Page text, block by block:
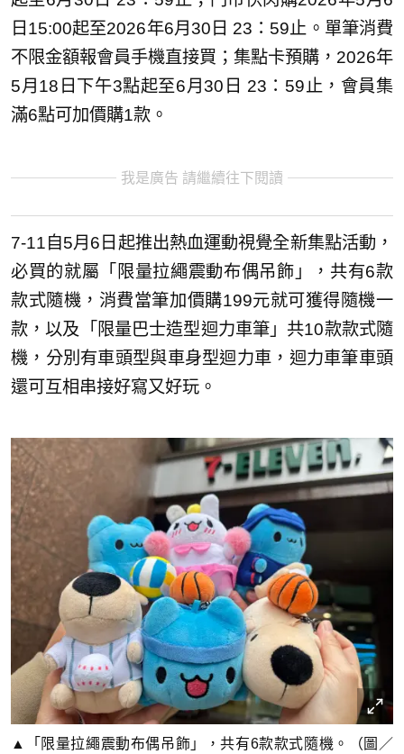
日15:00起至2026年6月30日 23：59止。單筆消費
不限金額報會員手機直接買；集點卡預購，2026年
5月18日下午3點起至6月30日 23：59止，會員集
滿6點可加價購1款。
我是廣告 請繼續往下閱讀
7-11自5月6日起推出熱血運動視覺全新集點活動，
必買的就屬「限量拉繩震動布偶吊飾」，共有6款
款式隨機，消費當筆加價購199元就可獲得隨機一
款，以及「限量巴士造型迴力車筆」共10款款式隨
機，分別有車頭型與車身型迴力車，迴力車筆車頭
還可互相串接好寫又好玩。
▲「限量拉繩震動布偶吊飾」，共有6款款式隨機。（圖／